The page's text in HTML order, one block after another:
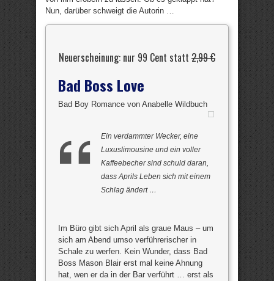
Nun, darüber schweigt die Autorin …
Neuerscheinung: nur 99 Cent statt 2,99 €
Bad Boss Love
Bad Boy Romance von Anabelle Wildbuch
Ein verdammter Wecker, eine
Luxuslimousine und ein voller
Kaffeebecher sind schuld daran,
dass Aprils Leben sich mit einem
Schlag ändert …
Im Büro gibt sich April als graue Maus – um
sich am Abend umso verführerischer in
Schale zu werfen. Kein Wunder, dass Bad
Boss Mason Blair erst mal keine Ahnung
hat, wen er da in der Bar verführt … erst als